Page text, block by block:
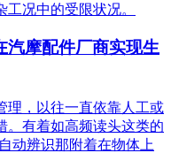
况中的受限状况。
摩配件厂商实现生
理，以往一直依靠人工或
。有着如高频读头这类的
动辨识那附着在物体上